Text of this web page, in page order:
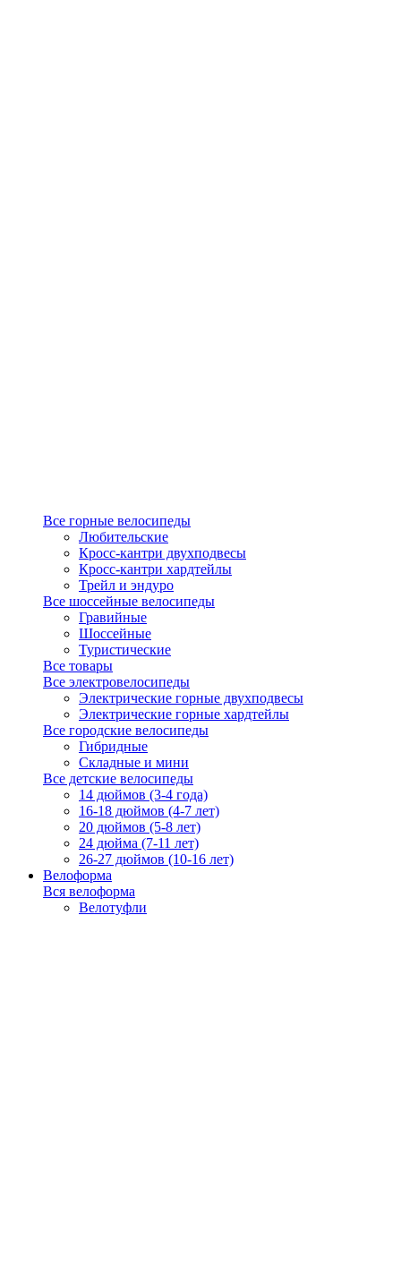
Все горные велосипеды
Любительские
Кросс-кантри двухподвесы
Кросс-кантри хардтейлы
Трейл и эндуро
Все шоссейные велосипеды
Гравийные
Шоссейные
Туристические
Все товары
Все электровелосипеды
Электрические горные двухподвесы
Электрические горные хардтейлы
Все городские велосипеды
Гибридные
Складные и мини
Все детские велосипеды
14 дюймов (3-4 года)
16-18 дюймов (4-7 лет)
20 дюймов (5-8 лет)
24 дюйма (7-11 лет)
26-27 дюймов (10-16 лет)
Велоформа
Вся велоформа
Велотуфли